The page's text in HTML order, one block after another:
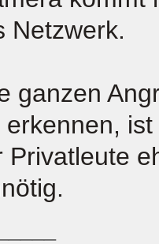
Netzwerk.
ganzen
erkennen,
Privatleute